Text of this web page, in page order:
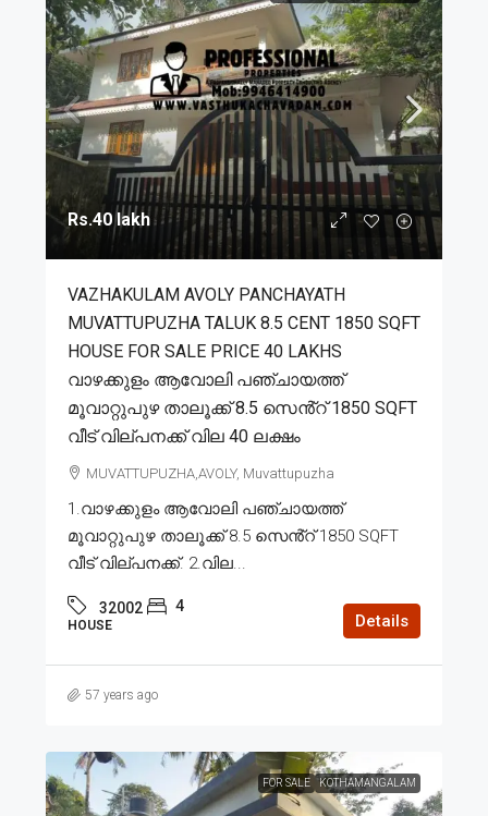
Rs.40 lakh
VAZHAKULAM AVOLY PANCHAYATH
MUVATTUPUZHA TALUK 8.5 CENT 1850 SQFT
HOUSE FOR SALE PRICE 40 LAKHS
വാഴക്കുളം ആവോലി പഞ്ചായത്ത്
മൂവാറ്റുപുഴ താലൂക്ക് 8.5 സെൻ്റ് 1850 SQFT
വീട് വില്പനക്ക് വില 40 ലക്ഷം
MUVATTUPUZHA,AVOLY, Muvattupuzha
1.വാഴക്കുളം ആവോലി പഞ്ചായത്ത്
മൂവാറ്റുപുഴ താലൂക്ക് 8.5 സെൻ്റ് 1850 SQFT
വീട് വില്പനക്ക്. 2.വില...
32002 4
HOUSE Details
57 years ago
FOR SALE KOTHAMANGALAM